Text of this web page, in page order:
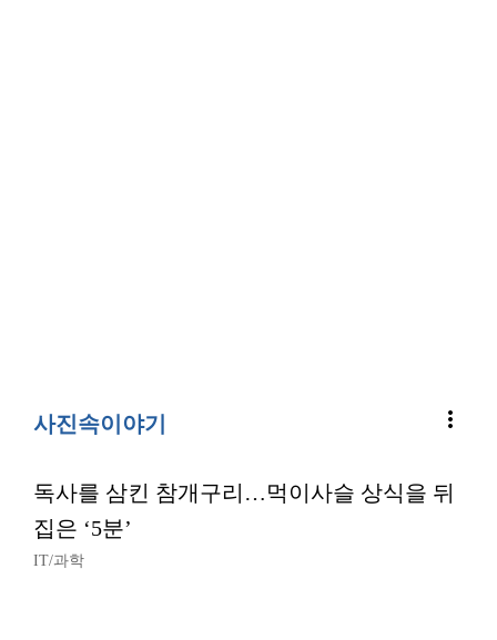
사진속이야기 more_vert
독사를 삼킨 참개구리…먹이사슬 상식을 뒤
집은 ‘5분’
IT/과학